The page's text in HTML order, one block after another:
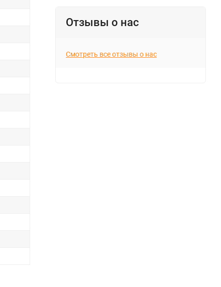
Отзывы о нас
Смотреть все отзывы о нас